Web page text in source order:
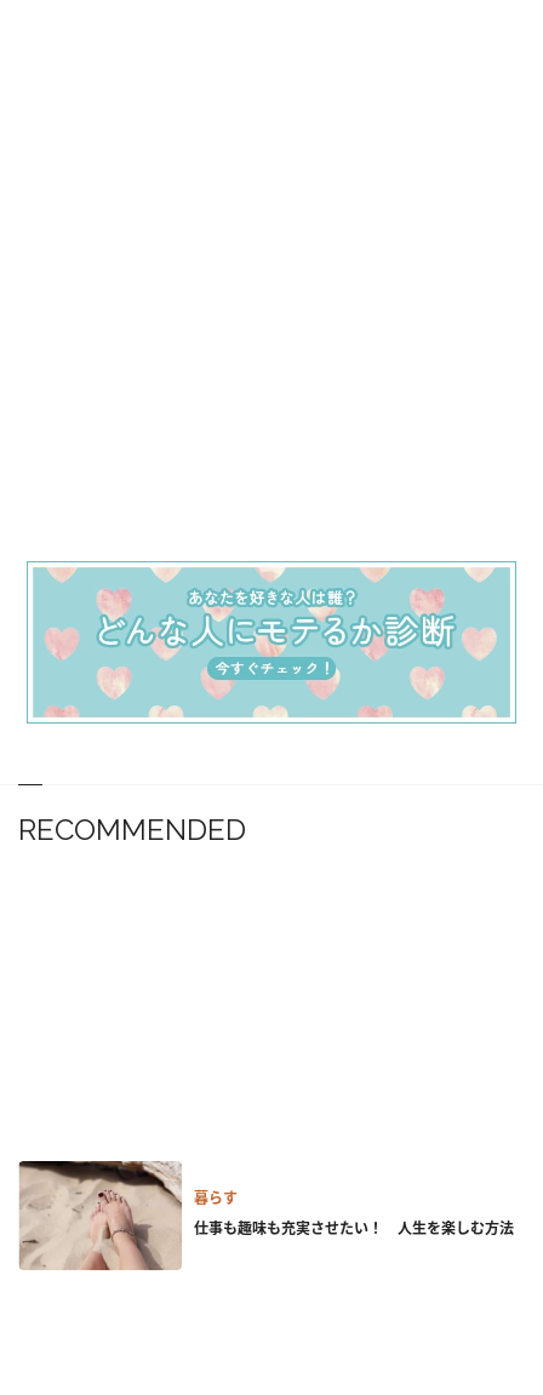
RECOMMENDED
暮らす
仕事も趣味も充実させたい！ 人生を楽しむ方法